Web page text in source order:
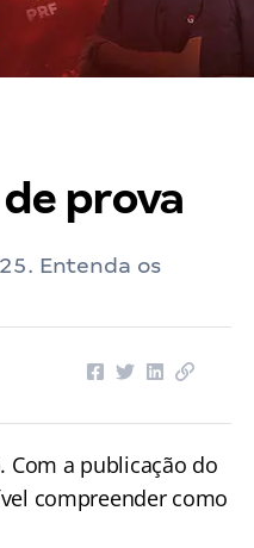
prova
Entenda os
Com a publicação do
compreender como